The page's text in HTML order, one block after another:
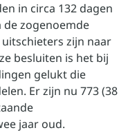
in circa 132 dagen
zogenoemde
uitschieters zijn naar
besluiten is het bij
gelukt die
Er zijn nu 773 (38
jaar oud.